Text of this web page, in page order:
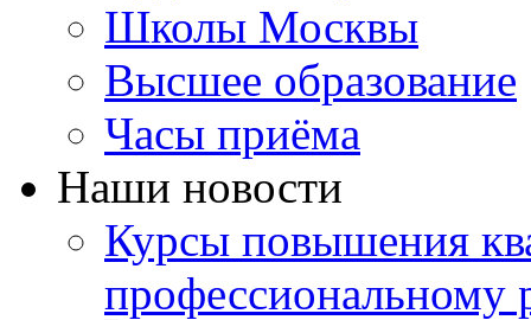
Школы Москвы
Высшее образование
Часы приёма
Наши новости
Курсы повышения
профессиональному